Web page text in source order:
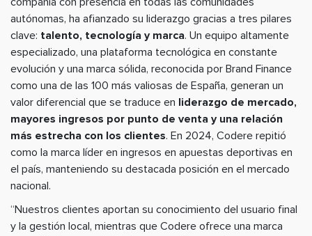
autónomas, ha afianzado su liderazgo gracias a tres pilares
clave: talento, tecnología y marca. Un equipo altamente
especializado, una plataforma tecnológica en constante
evolución y una marca sólida, reconocida por Brand Finance
como una de las 100 más valiosas de España, generan un
valor diferencial que se traduce en
liderazgo de mercado,
mayores ingresos por punto de venta y una relación
más estrecha con los clientes. En 2024, Codere repitió
como la marca líder en ingresos en apuestas deportivas en
el país, manteniendo su destacada posición en el mercado
nacional.
“Nuestros clientes aportan su conocimiento del usuario final
y la gestión local, mientras que Codere ofrece una marca